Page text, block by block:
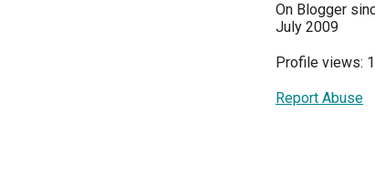
On Blogger
July 2009
Profile views:
Report Abuse